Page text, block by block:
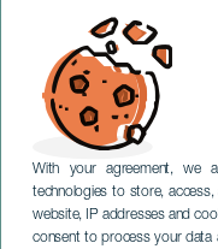
With your agreement, we
technologies to store,
website, IP addresses and
consent to process your data
GRAN CANARIA